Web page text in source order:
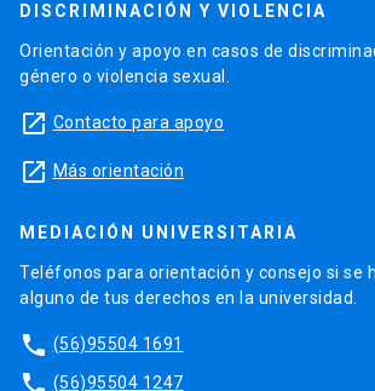
DISCRIMINACIÓN Y VIOLENCIA
Orientación y apoyo en casos de
género o violencia sexual.
launch Contacto para apoyo
launch Más orientación
MEDIACIÓN UNIVERSITARIA
Teléfonos para orientación y consejo si se
alguno de tus derechos en la universidad.
phone (56)95504 1691
phone (56)95504 1247